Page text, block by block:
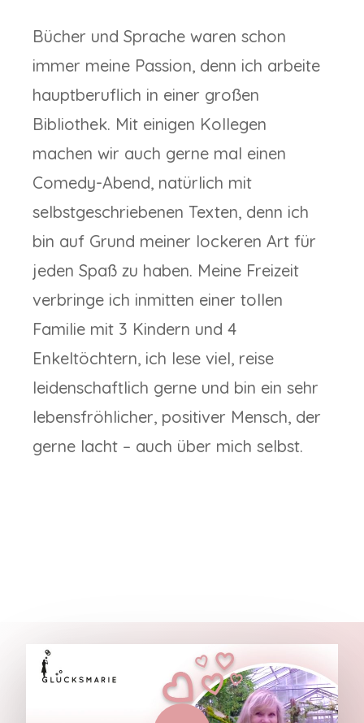
Bücher und Sprache waren schon
immer meine Passion, denn ich arbeite
hauptberuflich in einer großen
Bibliothek. Mit einigen Kollegen
machen wir auch gerne mal einen
Comedy-Abend, natürlich mit
selbstgeschriebenen Texten, denn ich
bin auf Grund meiner lockeren Art für
jeden Spaß zu haben. Meine Freizeit
verbringe ich inmitten einer tollen
Familie mit 3 Kindern und 4
Enkeltöchtern, ich lese viel, reise
leidenschaftlich gerne und bin ein sehr
lebensfröhlicher, positiver Mensch, der
gerne lacht – auch über mich selbst.
Play Video